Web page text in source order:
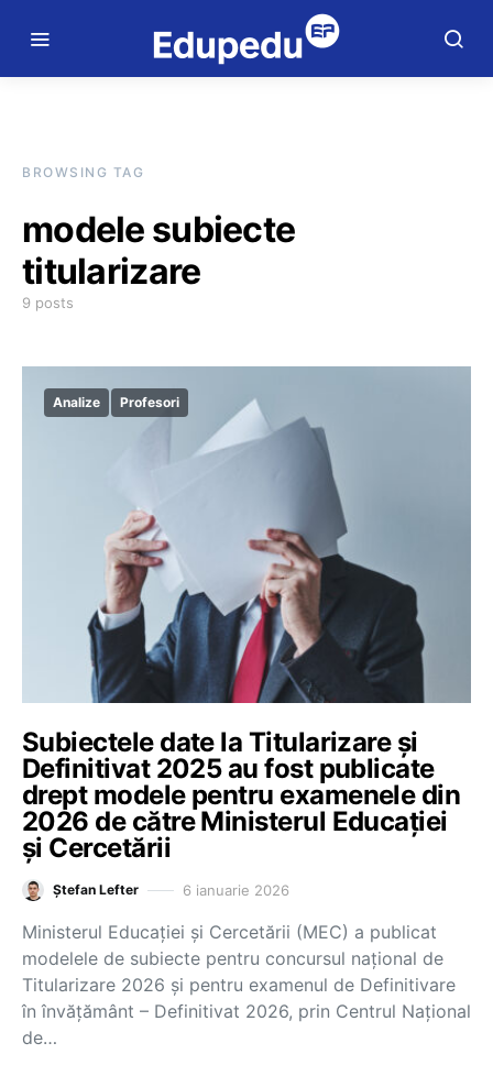
BROWSING TAG
modele subiecte
titularizare
9 posts
Analize Profesori
Subiectele date la Titularizare și
Definitivat 2025 au fost publicate
drept modele pentru examenele din
2026 de către Ministerul Educației
și Cercetării
Ștefan Lefter 6 ianuarie 2026
Ministerul Educației și Cercetării (MEC) a publicat
modelele de subiecte pentru concursul național de
Titularizare 2026 și pentru examenul de Definitivare
în învățământ – Definitivat 2026, prin Centrul Național
de…